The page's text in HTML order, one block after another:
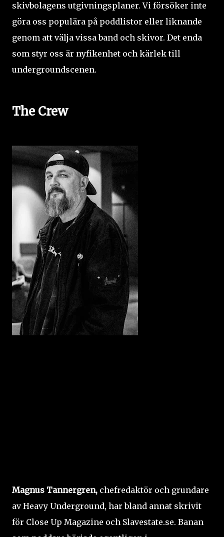
skivbolagens utgivningsplaner. Vi försöker inte
göra oss populära på poddlistor eller liknande
genom att välja vissa band och skivor. Det enda
som styr oss är nyfikenhet och kärlek till
undergroundscenen.
The Crew
Magnus Tannergren, chefredaktör och grundare
av Heavy Underground, har bland annat skrivit
för Close Up Magazine och Slavestate.se. Banan